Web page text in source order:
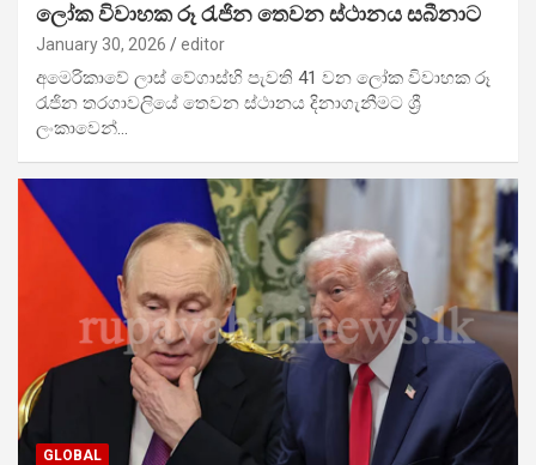
ලෝක විවාහක රූ රැජින තෙවන ස්ථානය සබීනාට
January 30, 2026 editor
අමෙරිකාවේ ලාස් වේගාස්හි පැවති 41 වන ලෝක විවාහක රූ
රැජින තරගාවලියේ තෙවන ස්ථානය දිනාගැනීමට ශ්‍රී
ලංකාවෙන්…
GLOBAL